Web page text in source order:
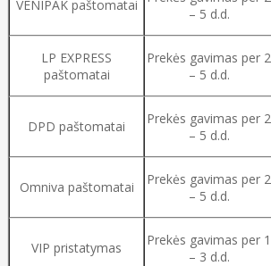
VENIPAK paštomatai
– 5 d.d.
LP EXPRESS
paštomatai
Prekės gavimas per 2
– 5 d.d.
DPD paštomatai
Prekės gavimas per 2
– 5 d.d.
Omniva paštomatai
Prekės gavimas per 2
– 5 d.d.
VIP pristatymas
Prekės gavimas per 1
– 3 d.d.